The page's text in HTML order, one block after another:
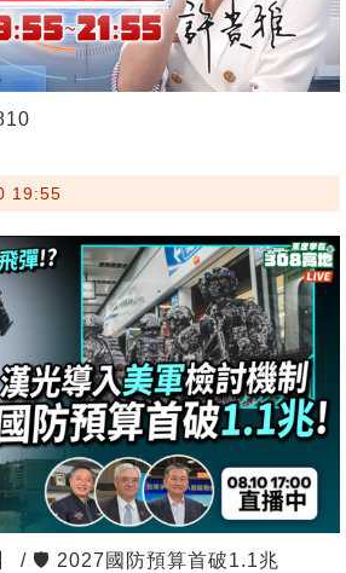
19:55
/ 🛡️ 2027國防預算首破1.1兆